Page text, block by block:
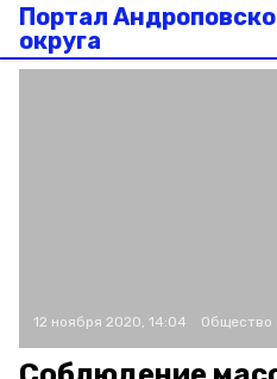
Портал
округа
12 ноября 2020, 14:04 Общество